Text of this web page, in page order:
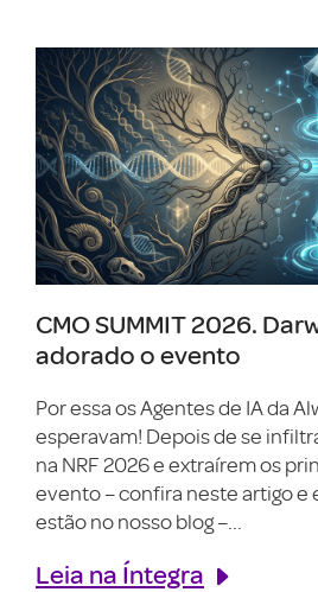
CMO SUMMIT 2026.
adorado o evento
Por essa os Agentes de IA da
esperavam! Depois de se
na NRF 2026 e extraírem os
evento – confira neste artigo e
estão no nosso blog –...
Leia na Íntegra